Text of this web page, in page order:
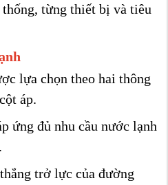
từng thiết bị và tiêu
lựa chọn theo hai thông
áp.
ứng đủ nhu cầu nước lạnh
trở lực của đường